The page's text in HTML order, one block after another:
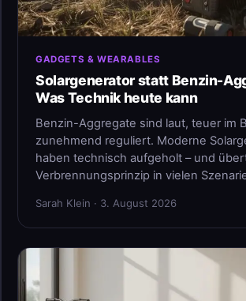
GADGETS & WEARABLES
Solargenerator statt Benzin-
Was Technik heute kann
Benzin-Aggregate sind laut, teuer im
zunehmend reguliert. Moderne
haben technisch aufgeholt – und
Verbrennungsprinzip in vielen
Sarah Klein · 3. August 2026